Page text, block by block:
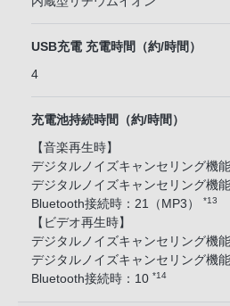
USB充電 充電時間（約/時間）
4
充電池持続時間（約/時間）
【音楽再生時】
デジタルノイズキャンセリング機
デジタルノイズキャンセリング機
Bluetooth接続時：21（MP3） *13
【ビデオ再生時】
デジタルノイズキャンセリング機
デジタルノイズキャンセリング機
Bluetooth接続時：10 *14